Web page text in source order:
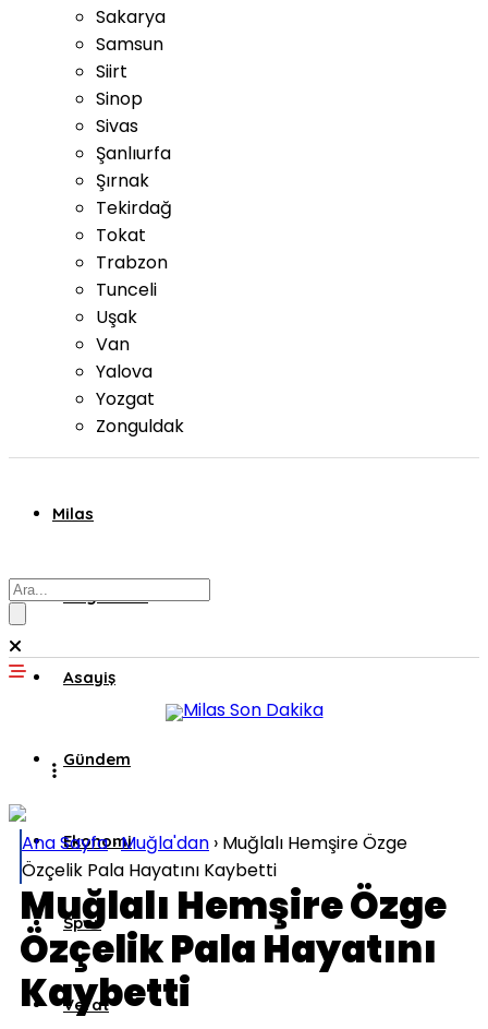
Sakarya
Samsun
Siirt
Sinop
Sivas
Şanlıurfa
Şırnak
Tekirdağ
Tokat
Trabzon
Tunceli
Uşak
Van
Yalova
Yozgat
Zonguldak
Milas
Muğla’dan
Asayiş
Gündem
Ekonomi
Spor
Vefat
Ana Sayfa›Muğla'dan › Muğlalı Hemşire Özge
Özçelik Pala Hayatını Kaybetti
Muğlalı Hemşire Özge
Özçelik Pala Hayatını
Kaybetti